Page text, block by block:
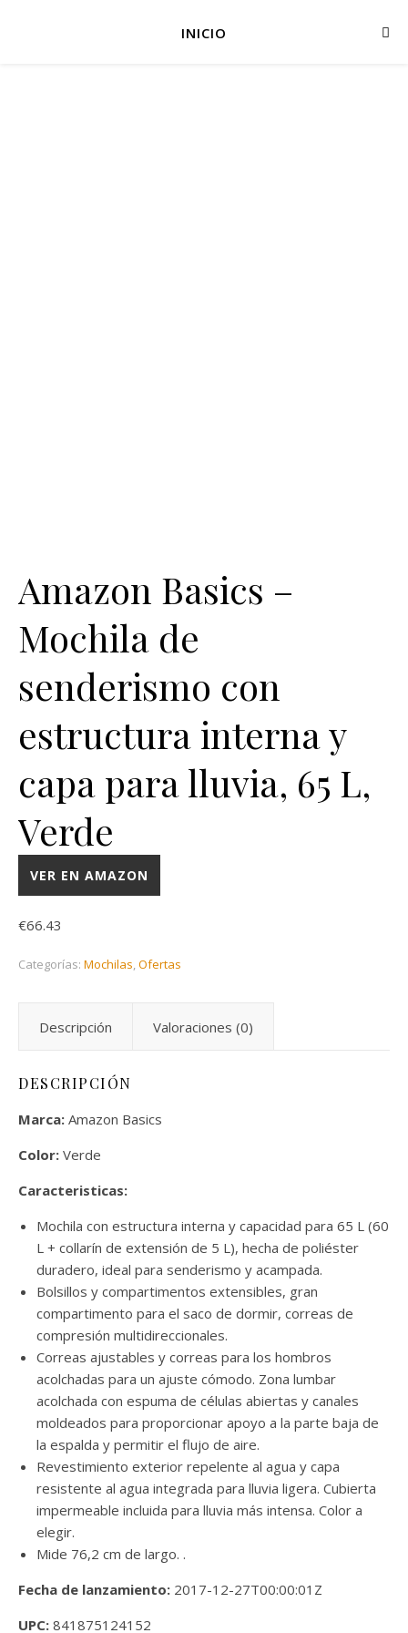
INICIO
Amazon Basics –
Mochila de
senderismo con
estructura interna y
capa para lluvia, 65 L,
Verde
VER EN AMAZON
€66.43
Categorías: Mochilas,Ofertas
Descripción Valoraciones (0)
DESCRIPCIÓN
Marca: Amazon Basics
Color: Verde
Caracteristicas:
Mochila con estructura interna y capacidad para 65 L (60
L + collarín de extensión de 5 L), hecha de poliéster
duradero, ideal para senderismo y acampada.
Bolsillos y compartimentos extensibles, gran
compartimento para el saco de dormir, correas de
compresión multidireccionales.
Correas ajustables y correas para los hombros
acolchadas para un ajuste cómodo. Zona lumbar
acolchada con espuma de células abiertas y canales
moldeados para proporcionar apoyo a la parte baja de
la espalda y permitir el flujo de aire.
Revestimiento exterior repelente al agua y capa
resistente al agua integrada para lluvia ligera. Cubierta
impermeable incluida para lluvia más intensa. Color a
elegir.
Mide 76,2 cm de largo. .
Fecha de lanzamiento: 2017-12-27T00:00:01Z
UPC: 841875124152